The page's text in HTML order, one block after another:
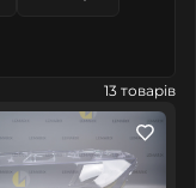
13 товарів